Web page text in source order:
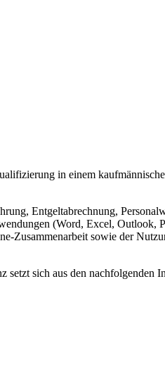
in einem
Entgeltabrechnung,
(Word, Excel, Outlook,
Zusammenarbeit sowie der
sich aus den nachfolgenden